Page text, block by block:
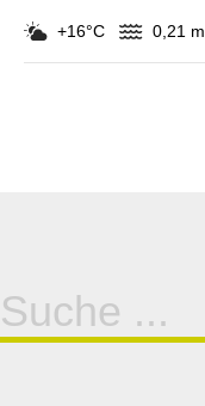
+16°C 0,21 m
Suche
für: